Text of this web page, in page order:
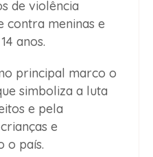
de violência
contra meninas e
anos.
principal marco o
simboliza a luta
e pela
e
o país.